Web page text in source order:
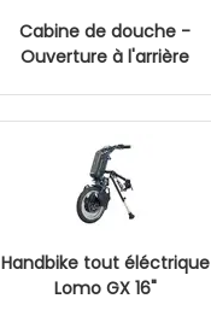
Cabine de douche -
Ouverture à l'arrière
Handbike tout éléctrique
Lomo GX 16"